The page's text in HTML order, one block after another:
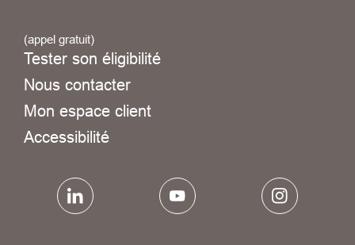
(appel gratuit)
Tester son éligibilité
Nous contacter
Mon espace client
Accessibilité